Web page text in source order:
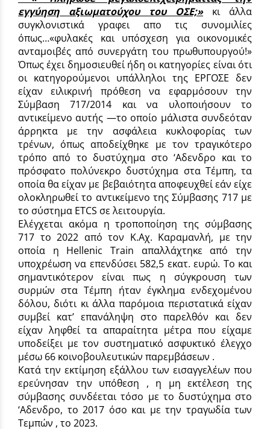
εγγύηση αξιωματούχου του ΟΣΕ;»κι άλλα
συγκλονιστικά γραφει απο τις συνομιλίες
όπως…«φυλακές και υπόσχεση για οικονομικές
ανταμοιβές από συνεργάτη του πρωθυπουργού!»
Όπως έχει δημοσιευθεί ήδη οι κατηγορίες είναι ότι
οι κατηγορούμενοι υπάλληλοι της ΕΡΓΟΣΕ δεν
είχαν ειλικρινή πρόθεση να εφαρμόσουν την
Σύμβαση 717/2014 και να υλοποιήσουν το
αντικείμενο αυτής —το οποίο μάλιστα συνδεόταν
άρρηκτα με την ασφάλεια κυκλοφορίας των
τρένων, όπως αποδείχθηκε με τον τραγικότερο
τρόπο από το δυστύχημα στο ‘Αδενδρο και το
πρόσφατο πολύνεκρο δυστύχημα στα Τέμπη, τα
οποία θα είχαν με βεβαιότητα αποφευχθεί εάν είχε
ολοκληρωθεί το αντικείμενο της Σύμβασης 717 με
το σύστημα ETCS σε λειτουργία.
Ελέγχεται ακόμα η τροποποίηση της σύμβασης
717 το 2022 από τον Κ.Αχ. Καραμανλή, με την
οποία η Hellenic Train απαλλάχτηκε από την
υποχρέωση να επενδύσει 582,5 εκατ. ευρώ. Το και
σημαντικότερον είναι πως η σύγκρουση των
συρμών στα Τέμπη ήταν έγκλημα ενδεχομένου
δόλου, διότι κι άλλα παρόμοια περιστατικά είχαν
συμβεί κατ’ επανάληψη στο παρελθόν και δεν
είχαν ληφθεί τα απαραίτητα μέτρα που είχαμε
υποδείξει με τον συστηματικό ασφυκτικό έλεγχο
μέσω 66 κοινοβουλευτικών παρεμβάσεων .
Κατά την εκτίμηση εξάλλου των εισαγγελέων που
ερεύνησαν την υπόθεση , η μη εκτέλεση της
σύμβασης συνδέεται τόσο με το δυστύχημα στο
‘Αδενδρο, το 2017 όσο και με την τραγωδία των
Τεμπών , το 2023.